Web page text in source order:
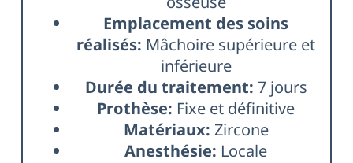
Emplacement des soins
réalisés: Mâchoire supérieure et
inférieure
Durée du traitement: 7 jours
Prothèse: Fixe et définitive
Matériaux: Zircone
Anesthésie: Locale